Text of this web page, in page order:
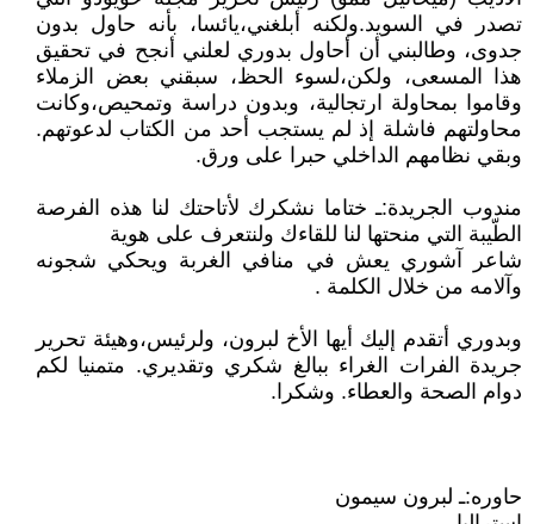
تصدر في السويد.ولكنه أبلغني،يائسا، بأنه حاول بدون
جدوى، وطالبني أن أحاول بدوري لعلني أنجح في تحقيق
هذا المسعى، ولكن،لسوء الحظ، سبقني بعض الزملاء
وقاموا بمحاولة ارتجالية، وبدون دراسة وتمحيص،وكانت
محاولتهم فاشلة إذ لم يستجب أحد من الكتاب لدعوتهم.
وبقي نظامهم الداخلي حبرا على ورق.
مندوب الجريدة:ـ ختاما نشكرك لأتاحتك لنا هذه الفرصة
الطّيبة التي منحتها لنا للقاءك ولنتعرف على هوية
شاعر آشوري يعش في منافي الغربة ويحكي شجونه
وآلامه من خلال الكلمة .
وبدوري أتقدم إليك أيها الأخ لبرون، ولرئيس،وهيئة تحرير
جريدة الفرات الغراء ببالغ شكري وتقديري. متمنيا لكم
دوام الصحة والعطاء. وشكرا.
حاوره:ـ لبرون سيمون